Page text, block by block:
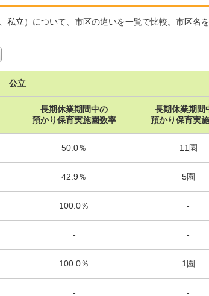
私立）について、市区の違いを一覧で比較。市区名
公立
長期休業期間中の
預かり保育実施園数率
長期休業期間
預かり保育実
50.0％ 11園
42.9％ 5園
100.0％ -
- -
100.0％ 1園
- -